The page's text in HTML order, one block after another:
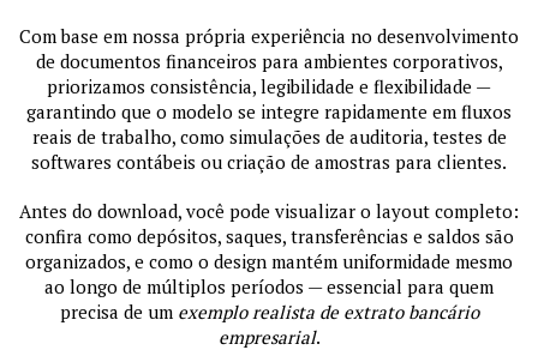
Com base em nossa própria experiência no desenvolvimento
de documentos financeiros para ambientes corporativos,
priorizamos consistência, legibilidade e flexibilidade —
garantindo que o modelo se integre rapidamente em fluxos
reais de trabalho, como simulações de auditoria, testes de
softwares contábeis ou criação de amostras para clientes.
Antes do download, você pode visualizar o layout completo:
confira como depósitos, saques, transferências e saldos são
organizados, e como o design mantém uniformidade mesmo
ao longo de múltiplos períodos — essencial para quem
precisa de um exemplo realista de extrato bancário
empresarial.